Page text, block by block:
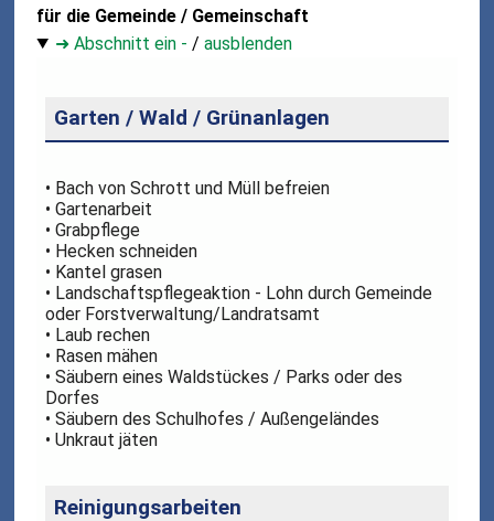
für die Gemeinde / Gemeinschaft
➜ Abschnitt ein - /ausblenden
Garten / Wald / Grünanlagen
• Bach von Schrott und Müll befreien
• Gartenarbeit
• Grabpflege
• Hecken schneiden
• Kantel grasen
• Landschaftspflegeaktion - Lohn durch Gemeinde
oder Forstverwaltung/Landratsamt
• Laub rechen
• Rasen mähen
• Säubern eines Waldstückes / Parks oder des
Dorfes
• Säubern des Schulhofes / Außengeländes
• Unkraut jäten
Reinigungsarbeiten